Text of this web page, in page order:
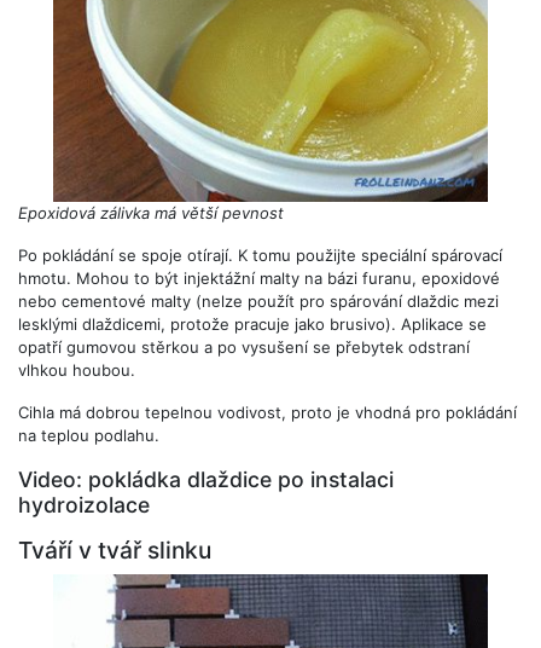
Epoxidová zálivka má větší pevnost
Po pokládání se spoje otírají. K tomu použijte speciální spárovací
hmotu. Mohou to být injektážní malty na bázi furanu, epoxidové
nebo cementové malty (nelze použít pro spárování dlaždic mezi
lesklými dlaždicemi, protože pracuje jako brusivo). Aplikace se
opatří gumovou stěrkou a po vysušení se přebytek odstraní
vlhkou houbou.
Cihla má dobrou tepelnou vodivost, proto je vhodná pro pokládání
na teplou podlahu.
Video: pokládka dlaždice po instalaci
hydroizolace
Tváří v tvář slinku